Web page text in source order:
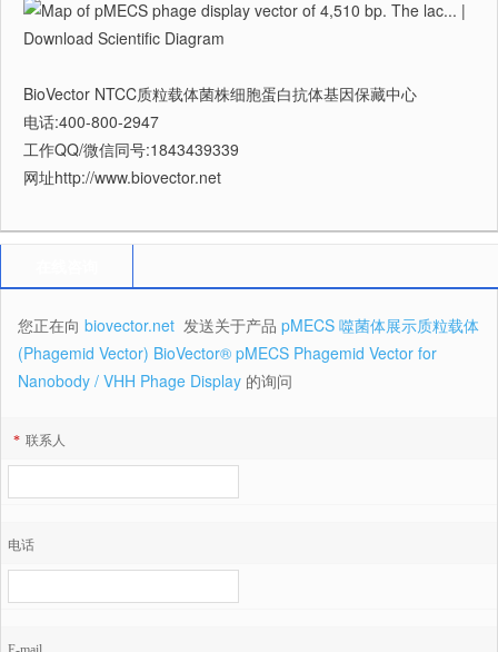
BioVector NTCC质粒载体菌株细胞蛋白抗体基因保藏中心
电话:400-800-2947
工作QQ/微信同号:1843439339
网址http://www.biovector.net
您正在向 biovector.net 发送关于产品 pMECS 噬菌体展示质粒载体
(Phagemid Vector) BioVector® pMECS Phagemid Vector for
Nanobody / VHH Phage Display 的询问
* 联系人
电话